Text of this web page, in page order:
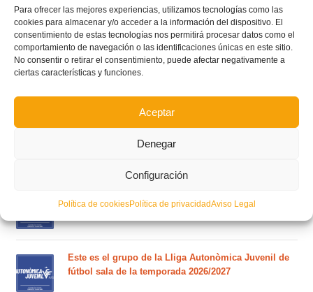
Para ofrecer las mejores experiencias, utilizamos tecnologías como las
cookies para almacenar y/o acceder a la información del dispositivo. El
consentimiento de estas tecnologías nos permitirá procesar datos como el
comportamiento de navegación o las identificaciones únicas en este sitio.
No consentir o retirar el consentimiento, puede afectar negativamente a
ciertas características y funciones.
Aceptar
Denegar
Configuración
Política de cookiesPolítica de privacidadAviso Legal
POSTS RECIENTES
Circular nº. 7 – IV Supercopa Comunitat FFCV Futsal
Federación RFEF para la temporada 2026/2027
Este es el grupo de la Lliga Autonòmica Juvenil de
fútbol sala de la temporada 2026/2027